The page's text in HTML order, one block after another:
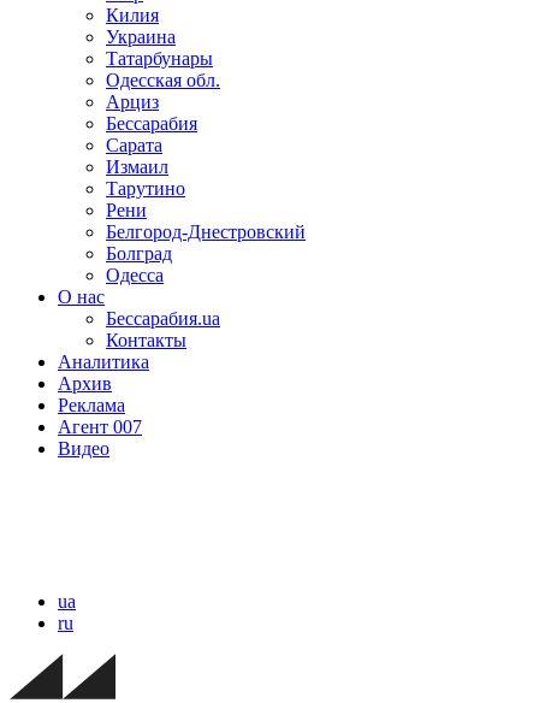
Килия
Украина
Татарбунары
Одесская обл.
Арциз
Бессарабия
Сарата
Измаил
Тарутино
Рени
Белгород-Днестровский
Болград
Одесса
О нас
Бессарабия.ua
Контакты
Аналитика
Архив
Реклама
Агент 007
Видео
ua
ru